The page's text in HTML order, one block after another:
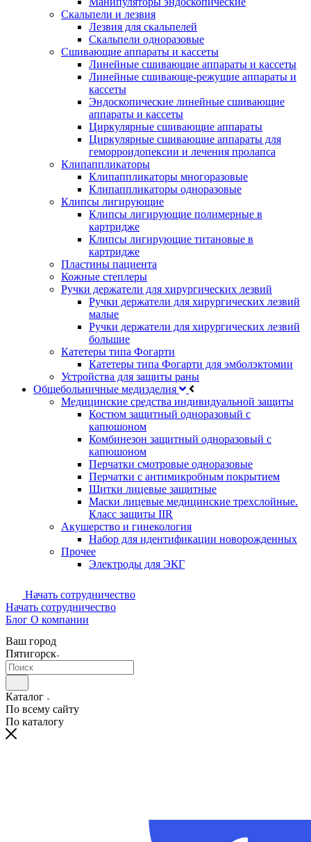
Скальпели и лезвия
Лезвия для скальпелей
Скальпели одноразовые
Сшивающие аппараты и кассеты
Линейные сшивающие аппараты и кассеты
Линейные сшивающе-режущие аппараты и
кассеты
Эндоскопические линейные сшивающие
аппараты и кассеты
Циркулярные сшивающие аппараты
Циркулярные сшивающие аппараты для
геморроидопексии и лечения пролапса
Клипаппликаторы
Клипаппликаторы многоразовые
Клипаппликаторы одноразовые
Клипсы лигирующие
Клипсы лигирующие полимерные в
картридже
Клипсы лигирующие титановые в
картридже
Пластины пациента
Кожные степлеры
Ручки держатели для хирургических лезвий
Ручки держатели для хирургических лезвий
малые
Ручки держатели для хирургических лезвий
большие
Катетеры типа Фогарти
Катетеры типа Фогарти для эмболэктомии
Устройства для защиты раны
Общебольничные медизделия
Медицинские средства индивидуальной защиты
Костюм защитный одноразовый с
капюшоном
Комбинезон защитный одноразовый с
капюшоном
Перчатки смотровые одноразовые
Перчатки с антимикробным покрытием
Щитки лицевые защитные
Маски лицевые медицинские трехслойные.
Класс защиты IIR
Акушерство и гинекология
Набор для идентификации новорожденных
Прочее
Электроды для ЭКГ
Начать сотрудничество
Начать сотрудничество
Блог О компании
Ваш город
Пятигорск
Каталог
По всему сайту
По каталогу